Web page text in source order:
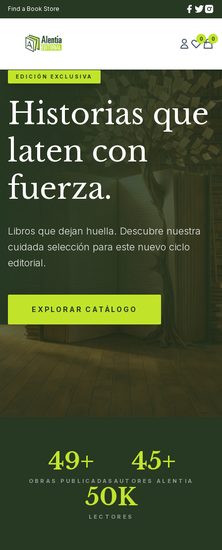
Find a Book Store
0 0
EDICIÓN EXCLUSIVA
Historias que
laten con
fuerza.
Libros que dejan huella. Descubre nuestra
cuidada selección para este nuevo ciclo
editorial.
EXPLORAR CATÁLOGO
49+
OBRAS PUBLICADAS
45+
AUTORES ALENTIA
50K
LECTORES